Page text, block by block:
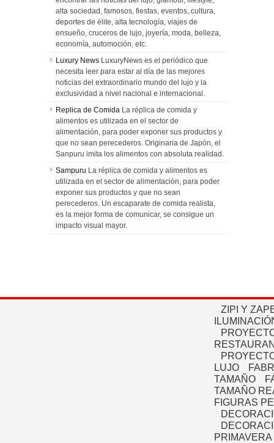
alta sociedad, famosos, fiestas, eventos, cultura,
deportes de élite, alta tecnología, viajes de
ensueño, cruceros de lujo, joyería, moda, belleza,
economía, automoción, etc.
Luxury News LuxuryNews es el periódico que
necesita leer para estar al día de las mejores
noticias del extraordinario mundo del lujo y la
exclusividad a nivel nacional e internacional.
Replica de Comida La réplica de comida y
alimentos es utilizada en el sector de
alimentación, para poder exponer sus productos y
que no sean perecederos. Originaria de Japón, el
Sanpuru imita los alimentos con absoluta realidad.
Sampuru La réplica de comida y alimentos es
utilizada en el sector de alimentación, para poder
exponer sus productos y que no sean
perecederos. Un escaparate de comida realista,
es la mejor forma de comunicar, se consigue un
impacto visual mayor.
ZIPI Y
LUJO
TAMAÑO
TAMAÑO
FIGURAS
PRIMAVERA